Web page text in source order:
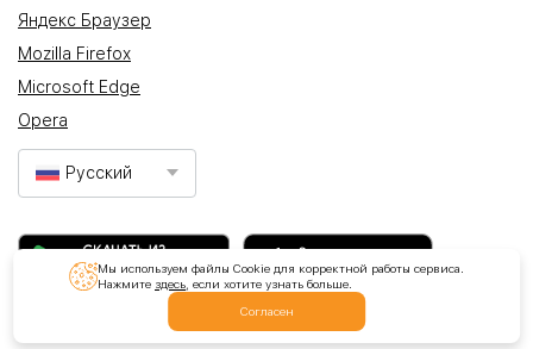
Мы используем файлы Cookie для корректной работы сервиса.
Нажмите здесь , если хотите узнать больше.
Согласен
Яндекс Браузер
Mozilla Firefox
Microsoft Edge
Opera
Русский
© 2017-2026 ООО "Продвижение". Все права защищены.